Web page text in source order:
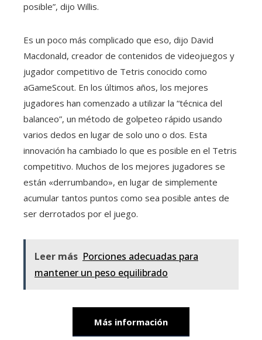
posible”, dijo Willis.
Es un poco más complicado que eso, dijo David
Macdonald, creador de contenidos de videojuegos y
jugador competitivo de Tetris conocido como
aGameScout. En los últimos años, los mejores
jugadores han comenzado a utilizar la “técnica del
balanceo”, un método de golpeteo rápido usando
varios dedos en lugar de solo uno o dos. Esta
innovación ha cambiado lo que es posible en el Tetris
competitivo. Muchos de los mejores jugadores se
están «derrumbando», en lugar de simplemente
acumular tantos puntos como sea posible antes de
ser derrotados por el juego.
Leer más Porciones adecuadas para
mantener un peso equilibrado
Más información